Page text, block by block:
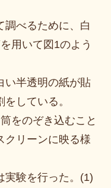
調べるために、白
用いて図1のよう
い半透明の紙が貼
している。
をのぞき込むこと
クリーンに映る様
実験を行った。(1)